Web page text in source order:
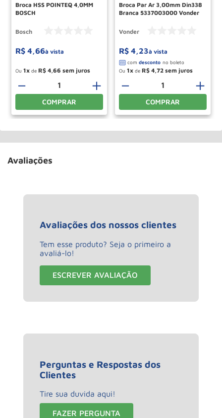
Broca HSS POINTEQ 4,0MM
BOSCH
Bosch
R$ 4 66à vista
Ou 1 de R$ 4 66
＋
－
COMPRAR
Broca Par Ar 3,00mm Din338
Branca 5337003000 Vonder
Vonder
R$ 4 23à vista
Ou 1 de R$ 4 72
＋
－
COMPRAR
Avaliações
Avaliações dos nossos clientes
Tem esse produto? Seja o primeiro a
avaliá-lo!
ESCREVER AVALIAÇÃO
Perguntas e Respostas dos
Clientes
Tire sua duvida aqui!
FAZER PERGUNTA